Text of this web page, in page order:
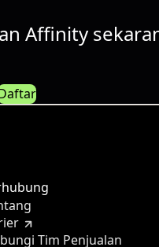
Affinity
Tim Penjualan